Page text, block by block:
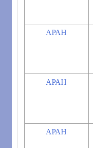
АРАН
АРАН
АРАН